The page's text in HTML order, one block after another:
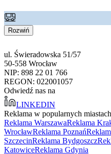
Rozwiń
ul. Świeradowska 51/57
50-558 Wrocław
NIP: 898 22 01 766
REGON: 022001057
Odwiedź nas na
LINKEDIN
Reklama w popularnych miastach
Reklama WarszawaReklama
WrocławReklama Poznań
SzczecinReklama Bydgoszcz
KatowiceReklama Gdynia